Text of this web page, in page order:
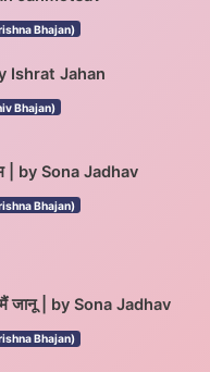
Bhajan)
Ishrat Jahan
Bhajan)
| by Sona Jadhav
Bhajan)
मैं जानू | by Sona Jadhav
Bhajan)